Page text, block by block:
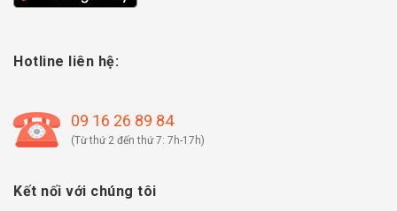
Hotline liên hệ:
09 16 26 89 84
(Từ thứ 2 đến thứ 7: 7h-17h)
Kết nối với chúng tôi